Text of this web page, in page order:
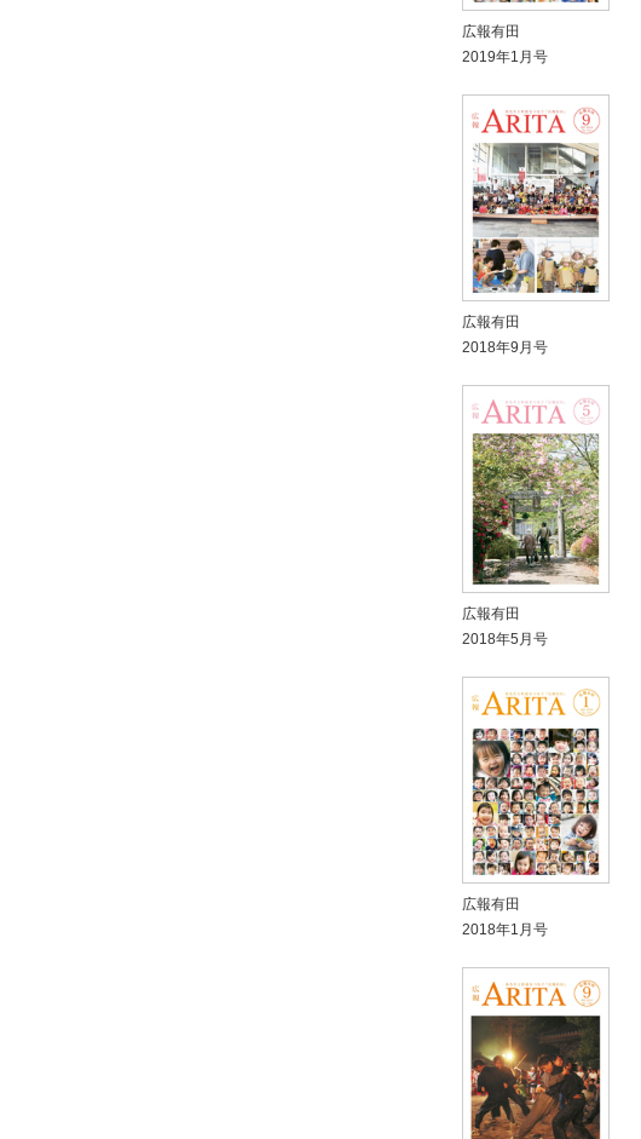
広報有田
2019年1月号
広報有田
2018年9月号
広報有田
2018年5月号
広報有田
2018年1月号